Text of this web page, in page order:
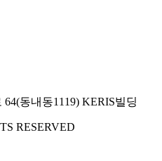
동내동1119) KERIS빌딩
RESERVED